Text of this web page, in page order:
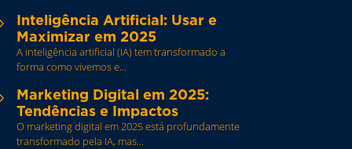
Inteligência Artificial: Usar e
Maximizar em 2025
A inteligência artificial (IA) tem transformado a
forma como vivemos e...
Marketing Digital em 2025:
Tendências e Impactos
O marketing digital em 2025 está profundamente
transformado pela IA, mas...